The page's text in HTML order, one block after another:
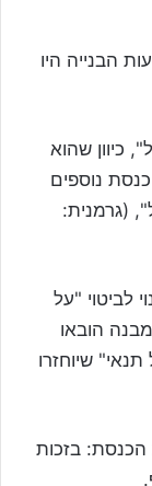
הבנייה היו
כיוון שהוא
נוספים
שול", (גרמנית:
לביטוי "על
הובאו
שיוחזרו
הכנסת: בזכות